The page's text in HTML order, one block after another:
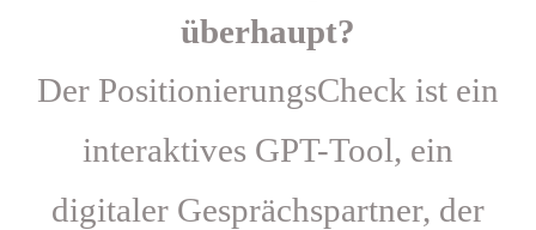
überhaupt?
Der PositionierungsCheck ist ein
interaktives GPT-Tool, ein
digitaler Gesprächspartner, der